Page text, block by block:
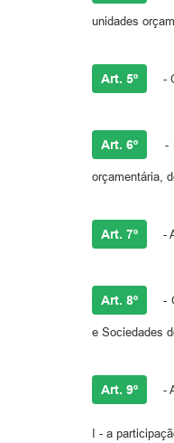
unidades
Art. 5º -
Art. 6º -
orçamentária,
Art. 7º -
Art. 8º -
e Sociedades
Art. 9º -
I - a